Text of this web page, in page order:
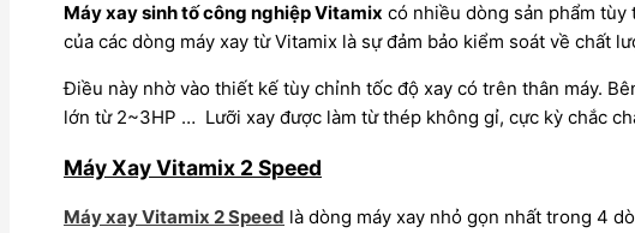
Máy xay sinh tố công nghiệp Vitamix có nhiều dòng sản phẩm tùy
của các dòng máy xay từ Vitamix là sự đảm bảo kiểm soát về chất
Điều này nhờ vào thiết kế tùy chỉnh tốc độ xay có trên thân máy.
lớn từ 2~3HP … Lưỡi xay được làm từ thép không gỉ, cực kỳ chắc
Máy Xay Vitamix 2 Speed
Máy xay Vitamix 2 Speed là dòng máy xay nhỏ gọn nhất trong 4